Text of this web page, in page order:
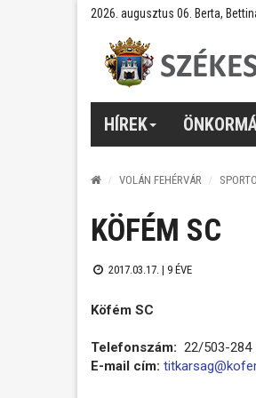
2026. augusztus 06. Berta,
HÍREK
VOLÁN FEHÉRVÁR
KÖFÉM SC
2017.03.17. | 9 ÉVE
Köfém SC
Telefonszám: 22/503-284
E-mail cím: